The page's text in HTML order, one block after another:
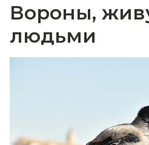
Вороны,
людьми